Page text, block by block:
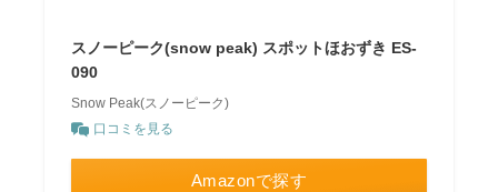
スノーピーク(snow peak) スポットほおずき ES-
090
Snow Peak(スノーピーク)
口コミを見る
Amazonで探す